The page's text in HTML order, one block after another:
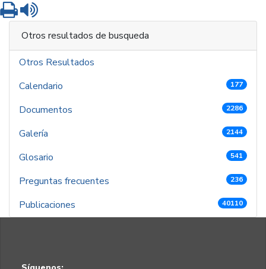
Imprimir
Otros resultados de busqueda
Otros Resultados
Calendario
177
Documentos 2286
Galería 2144
Glosario 541
Preguntas frecuentes 236
Publicaciones 40110